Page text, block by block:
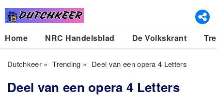
Home NRC Handelsblad De Volkskrant
Dutchkeer» Trending » Deel van een opera 4 Letters
Deel van een opera 4 Letters